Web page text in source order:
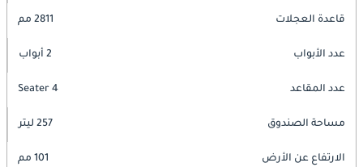
قاعدة العجلات 2811 مم
عدد الأبواب 2 أبواب
عدد المقاعد 4 Seater
مساحة الصندوق 257 ليتر
الارتفاع عن الأرض 101 مم